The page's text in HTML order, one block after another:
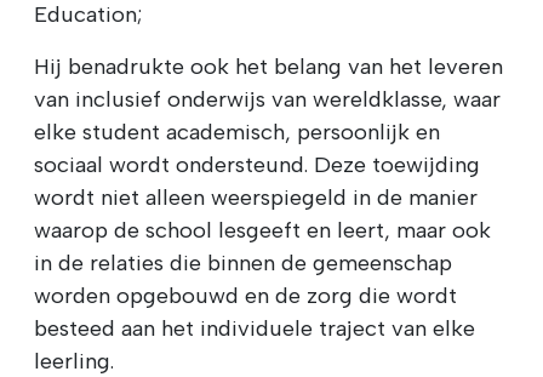
Education;
Hij benadrukte ook het belang van het leveren
van inclusief onderwijs van wereldklasse, waar
elke student academisch, persoonlijk en
sociaal wordt ondersteund. Deze toewijding
wordt niet alleen weerspiegeld in de manier
waarop de school lesgeeft en leert, maar ook
in de relaties die binnen de gemeenschap
worden opgebouwd en de zorg die wordt
besteed aan het individuele traject van elke
leerling.